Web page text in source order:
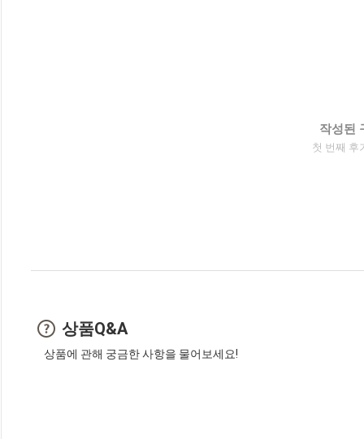
작성된
첫 번째 후
상품Q&A
상품에 관해 궁금한 사항을 물어보세요!